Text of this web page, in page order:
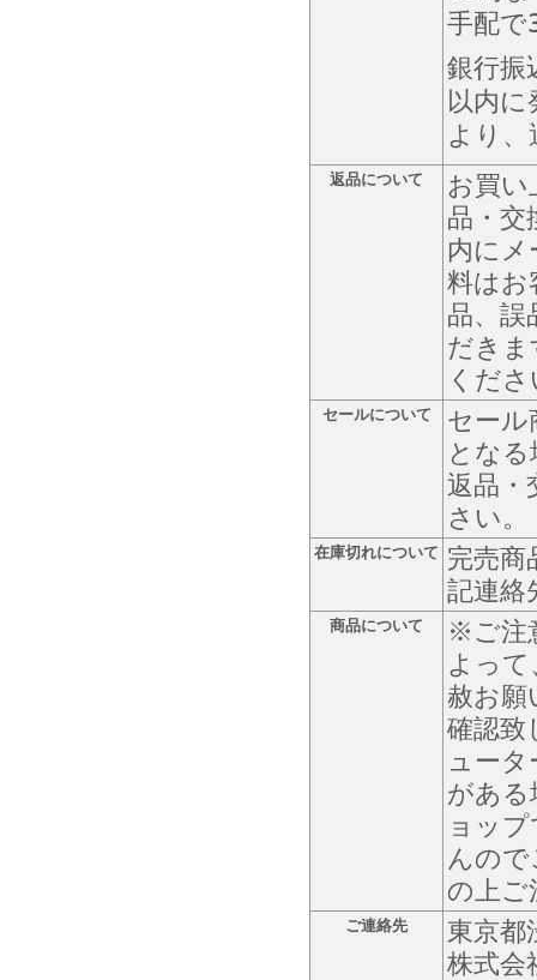
手配で
銀行振
以内
より
返品について
お買い
品・交
内に
料はお
品、誤
だき
くだ
セールについて
セール
とな
返品・
さい。
在庫切れについて 完売商
記連絡
商品について
※ご注
よっ
赦お願
確認致
ュー
があ
ョッ
んの
の上ご
ご連絡先
東京都
株式会